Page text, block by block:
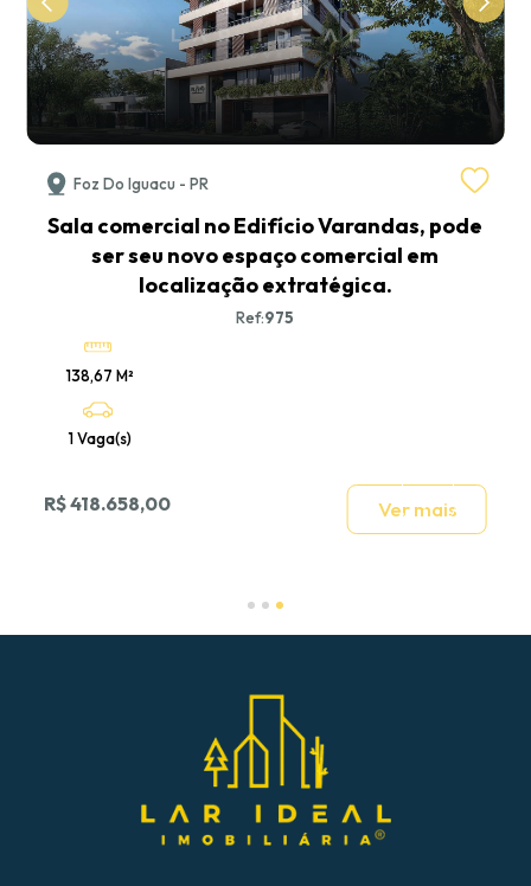
Foz Do Iguacu - PR
Sala comercial no Edifício Varandas, pode
ser seu novo espaço comercial em
localização extratégica.
Ref:975
138,67 M²
1 Vaga(s)
R$ 418.658,00 Ver mais